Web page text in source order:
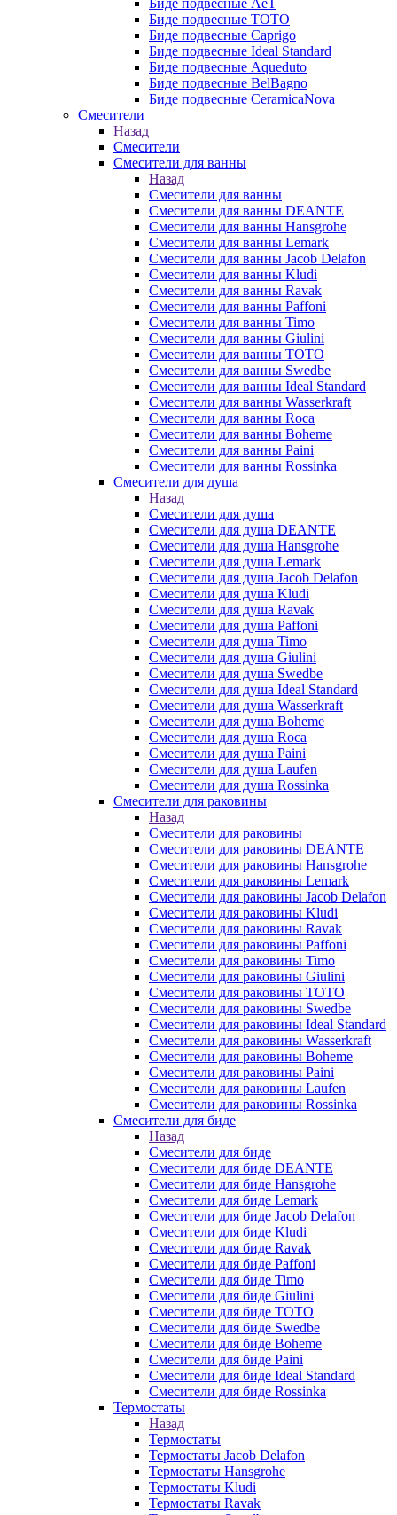
Биде подвесные AeT
Биде подвесные TOTO
Биде подвесные Caprigo
Биде подвесные Ideal Standard
Биде подвесные Aqueduto
Биде подвесные BelBagno
Биде подвесные CeramicaNova
Смесители
Назад
Смесители
Смесители для ванны
Назад
Смесители для ванны
Смесители для ванны DEANTE
Смесители для ванны Hansgrohe
Смесители для ванны Lemark
Смесители для ванны Jacob Delafon
Смесители для ванны Kludi
Смесители для ванны Ravak
Смесители для ванны Paffoni
Смесители для ванны Timo
Смесители для ванны Giulini
Смесители для ванны TOTO
Смесители для ванны Swedbe
Смесители для ванны Ideal Standard
Смесители для ванны Wasserkraft
Смесители для ванны Roca
Смесители для ванны Boheme
Смесители для ванны Paini
Смесители для ванны Rossinka
Смесители для душа
Назад
Смесители для душа
Смесители для душа DEANTE
Смесители для душа Hansgrohe
Смесители для душа Lemark
Смесители для душа Jacob Delafon
Смесители для душа Kludi
Смесители для душа Ravak
Смесители для душа Paffoni
Смесители для душа Timo
Смесители для душа Giulini
Смесители для душа Swedbe
Смесители для душа Ideal Standard
Смесители для душа Wasserkraft
Смесители для душа Boheme
Смесители для душа Roca
Смесители для душа Paini
Смесители для душа Laufen
Смесители для душа Rossinka
Смесители для раковины
Назад
Смесители для раковины
Смесители для раковины DEANTE
Смесители для раковины Hansgrohe
Смесители для раковины Lemark
Смесители для раковины Jacob Delafon
Смесители для раковины Kludi
Смесители для раковины Ravak
Смесители для раковины Paffoni
Смесители для раковины Timo
Смесители для раковины Giulini
Смесители для раковины TOTO
Смесители для раковины Swedbe
Смесители для раковины Ideal Standard
Смесители для раковины Wasserkraft
Смесители для раковины Boheme
Смесители для раковины Paini
Смесители для раковины Laufen
Смесители для раковины Rossinka
Смесители для биде
Назад
Смесители для биде
Смесители для биде DEANTE
Смесители для биде Hansgrohe
Смесители для биде Lemark
Смесители для биде Jacob Delafon
Смесители для биде Kludi
Смесители для биде Ravak
Смесители для биде Paffoni
Смесители для биде Timo
Смесители для биде Giulini
Смесители для биде TOTO
Смесители для биде Swedbe
Смесители для биде Boheme
Смесители для биде Paini
Смесители для биде Ideal Standard
Смесители для биде Rossinka
Термостаты
Назад
Термостаты
Термостаты Jacob Delafon
Термостаты Hansgrohe
Термостаты Kludi
Термостаты Ravak